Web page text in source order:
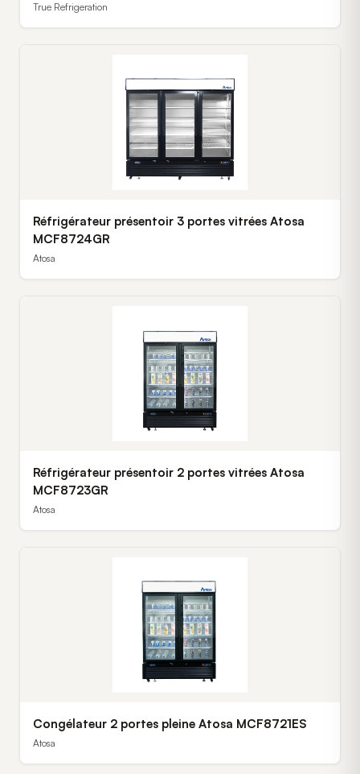
True Refrigeration
Réfrigérateur présentoir 3 portes vitrées Atosa
MCF8724GR
Atosa
Réfrigérateur présentoir 2 portes vitrées Atosa
MCF8723GR
Atosa
Congélateur 2 portes pleine Atosa MCF8721ES
Atosa